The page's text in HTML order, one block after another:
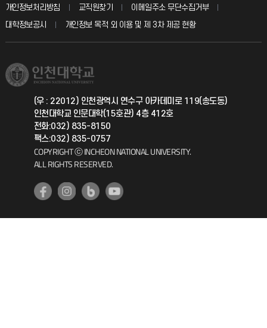
입학안내
취업정보(학생)
칭찬마당
학생서비스 지킴이
총동문회
교육혁신본부
국제지원과
공자아카데미
기초교육원
개인정보처리방침 교직원찾기
이메일주소 무단수집거부
대학정보공시
개인정보 목적 외 이용 및 제 3차 제공 현황
(우 : 22012) 인천광역시 연수구 아카데미로 119(송도동)
인천대학교 인문대학(15호관) 4층 412호
전화:032) 835-8150
팩스:032) 835-0757
COPYRIGHT ⓒ INCHEON NATIONAL UNIVERSITY.
ALL RIGHTS RESERVED.